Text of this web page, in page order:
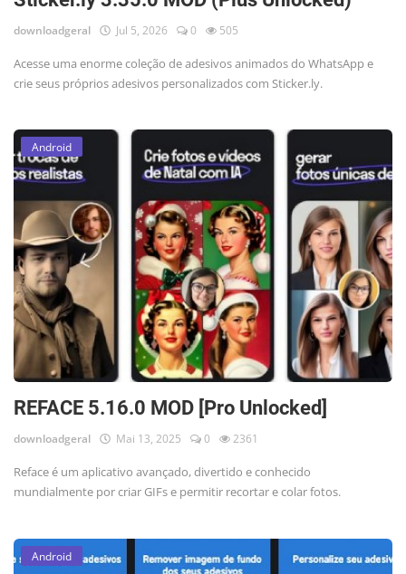
downloadgeral Jul 5, 2026 0 505
Acesse uma enorme coleção de adesivos animados do WhatsApp e
crie seus próprios adesivos personalizados com Sticker.ly.
Android
REFACE 5.16.0 MOD [Pro Unlocked]
downloadgeral Mai 13, 2025 0 2361
Reface é um aplicativo avançado, divertido e conhecido
mundialmente por criar GIFs e permitir recortar e colar fotos.
Android